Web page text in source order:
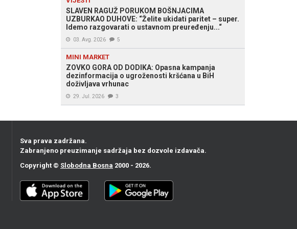
SLAVEN RAGUŽ PORUKOM BOŠNJACIMA
UZBURKAO DUHOVE: “Želite ukidati paritet – super.
Idemo razgovarati o ustavnom preuređenju...“
03. Avg. 2026 5
MINI MARKET
ZOVKO GORA OD DODIKA: Opasna kampanja
dezinformacija o ugroženosti kršćana u BiH
doživljava vrhunac
29. Jul. 2026 3
Sva prava zadržana.
Zabranjeno preuzimanje sadržaja bez dozvole izdavača.
Copyright © Slobodna Bosna 2000 - 2026.